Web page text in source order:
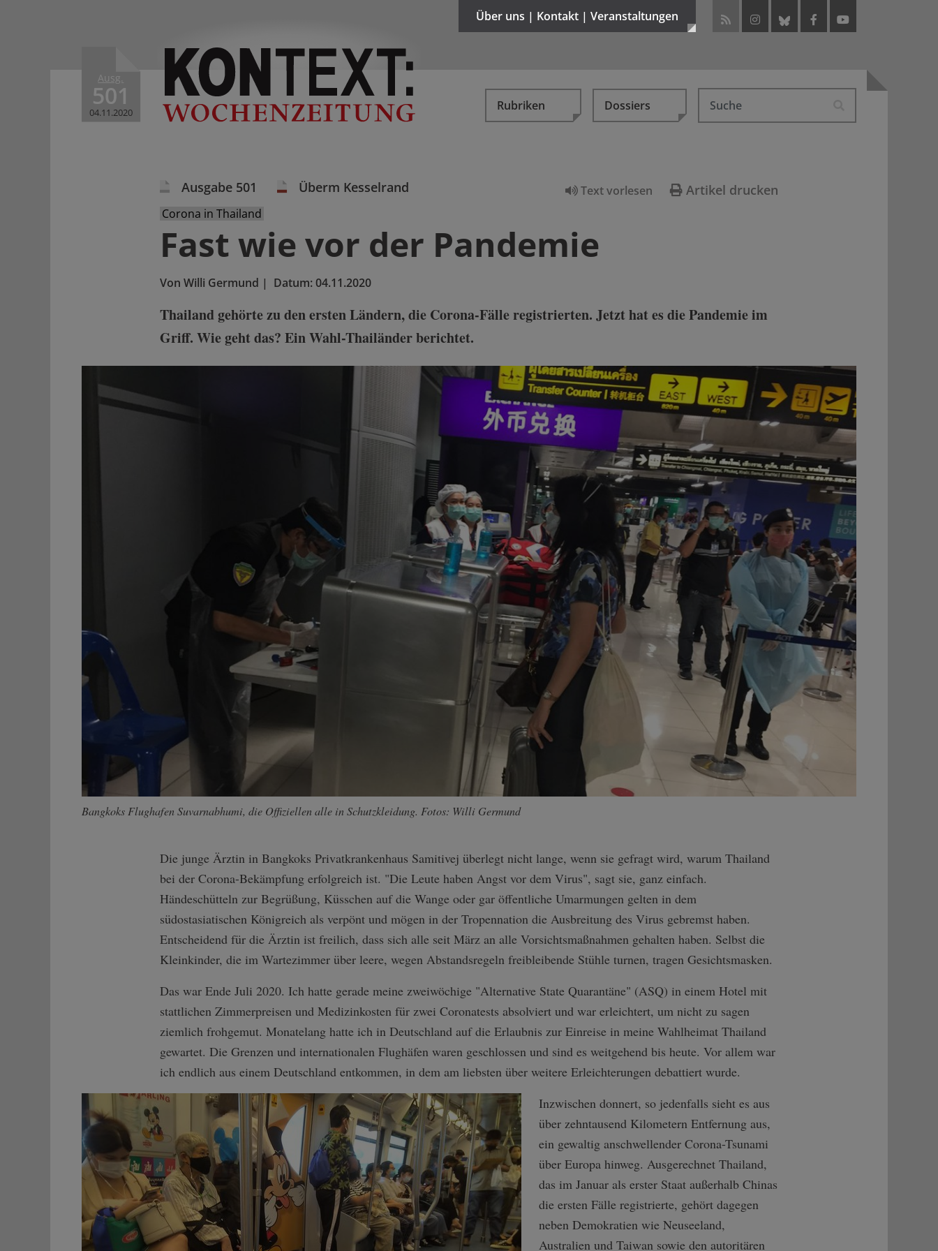
Ausg.
501
04.11.2020
Über uns | Kontakt | Veranstaltungen
Rubriken Dossiers
Text vorlesen Artikel drucken
Ausgabe 501 Überm Kesselrand
Corona in Thailand
Fast wie vor der Pandemie
Von Willi Germund | Datum:04.11.2020
Thailand gehörte zu den ersten Ländern, die Corona-Fälle registrierten. Jetzt hat es die Pandemie im
Griff. Wie geht das? Ein Wahl-Thailänder berichtet.
Bangkoks Flughafen Suvarnabhumi, die Offiziellen alle in Schutzkleidung. Fotos: Willi Germund
Die junge Ärztin in Bangkoks Privatkrankenhaus Samitivej überlegt nicht lange, wenn sie gefragt wird, warum Thailand
bei der Corona-Bekämpfung erfolgreich ist. "Die Leute haben Angst vor dem Virus", sagt sie, ganz einfach.
Händeschütteln zur Begrüßung, Küsschen auf die Wange oder gar öffentliche Umarmungen gelten in dem
südostasiatischen Königreich als verpönt und mögen in der Tropennation die Ausbreitung des Virus gebremst haben.
Entscheidend für die Ärztin ist freilich, dass sich alle seit März an alle Vorsichtsmaßnahmen gehalten haben. Selbst die
Kleinkinder, die im Wartezimmer über leere, wegen Abstandsregeln freibleibende Stühle turnen, tragen Gesichtsmasken.
Das war Ende Juli 2020. Ich hatte gerade meine zweiwöchige "Alternative State Quarantäne" (ASQ) in einem Hotel mit
stattlichen Zimmerpreisen und Medizinkosten für zwei Coronatests absolviert und war erleichtert, um nicht zu sagen
ziemlich frohgemut. Monatelang hatte ich in Deutschland auf die Erlaubnis zur Einreise in meine Wahlheimat Thailand
gewartet. Die Grenzen und internationalen Flughäfen waren geschlossen und sind es weitgehend bis heute. Vor allem war
ich endlich aus einem Deutschland entkommen, in dem am liebsten über weitere Erleichterungen debattiert wurde.
Inzwischen donnert, so jedenfalls sieht es aus
über zehntausend Kilometern Entfernung aus,
ein gewaltig anschwellender Corona-Tsunami
über Europa hinweg. Ausgerechnet Thailand,
das im Januar als erster Staat außerhalb Chinas
die ersten Fälle registrierte, gehört dagegen
neben Demokratien wie Neuseeland,
Australien und Taiwan sowie den autoritären